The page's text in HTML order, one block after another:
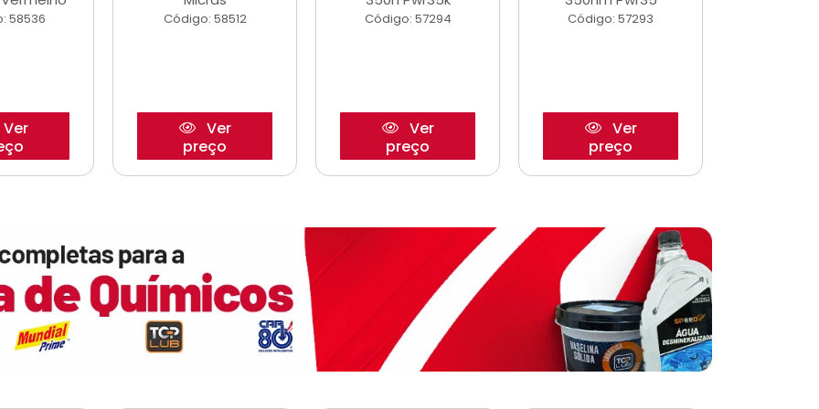
58536
Ver
Código: 58512
Ver
preço
Código: 57294
Ver
preço
Código: 57293
Ver
preço